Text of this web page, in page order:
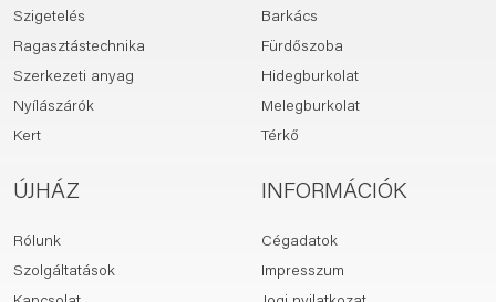
Szigetelés
Ragasztástechnika
Szerkezeti anyag
Nyílászárók
Kert
Barkács
Fürdőszoba
Hidegburkolat
Melegburkolat
Térkő
ÚJHÁZ
Rólunk
Szolgáltatások
INFORMÁCIÓK
Cégadatok
Impresszum